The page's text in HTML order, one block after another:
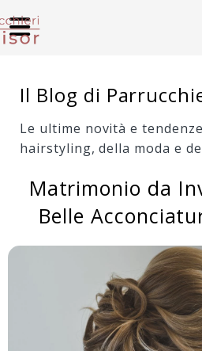
Il Blog di
Le ultime novità e
hairstyling, della moda e
Matrimonio da
Belle